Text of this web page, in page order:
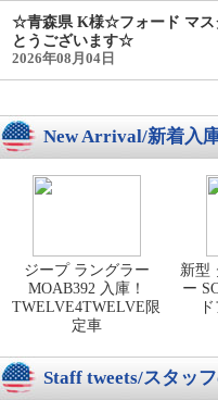
☆青森県 K様☆フォード マス
とうございます☆
2026年08月04日
New Arrival/新着入
ジープ ラングラー
MOAB392 入庫！
TWELVE4TWELVE限
定車
新型
ー
Staff tweets/スタッフ